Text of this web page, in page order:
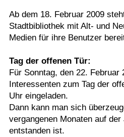
Ab dem 18. Februar 2009
Stadtbibliothek mit Alt- und
Medien für ihre Benutzer
Tag der offenen Tür:
Für Sonntag, den 22. Februar
Interessenten zum Tag der
Uhr eingeladen.
Dann kann man sich
vergangenen Monaten auf
entstanden ist.